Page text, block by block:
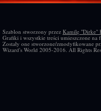
Szablon stworzony przez Kamilę "Dirke"
Grafiki i wszystkie treści umieszczone na
Zostały one stworzone/zmodyfikowane
Wizard's World 2005-2016. All Rights